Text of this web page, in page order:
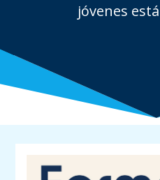
jóvenes